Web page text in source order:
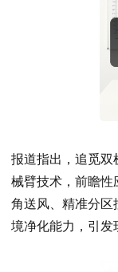
报道指出，追觅双
械臂技术，前瞻性
角送风、精准分区
境净化能力，引发